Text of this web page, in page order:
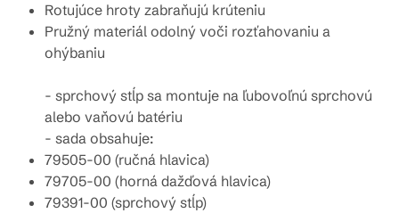
Rotujúce hroty zabraňujú krúteniu
Pružný materiál odolný voči rozťahovaniu a
ohýbaniu
- sprchový stĺp sa montuje na ľubovoľnú sprchovú
alebo vaňovú batériu
- sada obsahuje:
79505-00 (ručná hlavica)
79705-00 (horná dažďová hlavica)
79391-00 (sprchový stĺp)